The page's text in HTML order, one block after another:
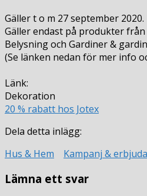
Gäller t o m 27 september 2020.
Gäller endast på produkter
Belysning och Gardiner &
(Se länken nedan för mer info
Länk:
Dekoration
20 % rabatt hos Jotex
Dela detta inlägg:
Hus & Hem
Kampanj &
Lämna ett svar